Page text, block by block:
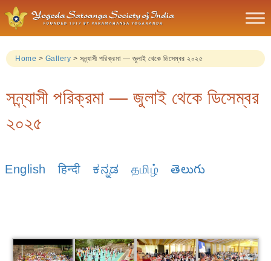
Home > Gallery > সন্ন্যাসী পরিক্রমা — জুলাই থেকে ডিসেম্বর ২০২৫
সন্ন্যাসী পরিক্রমা — জুলাই থেকে ডিসেম্বর
২০২৫
English हिन्दी ಕನ್ನಡ தமிழ் తెలుగు